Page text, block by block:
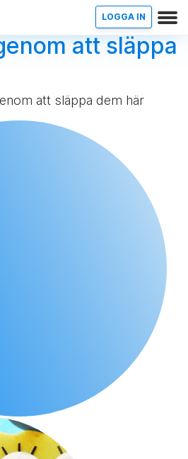
LOGGA IN
att släppa
att släppa dem här